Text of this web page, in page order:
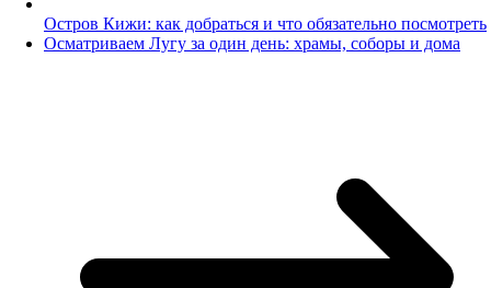
Остров Кижи: как добраться и что обязательно посмотреть
Осматриваем Лугу за один день: храмы, соборы и дома